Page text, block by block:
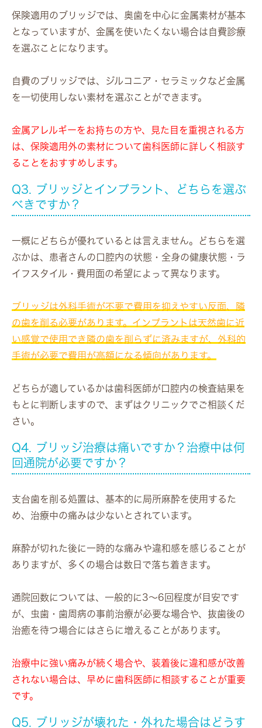
保険適用のブリッジでは、奥歯を中心に金属素材が基本
となっていますが、金属を使いたくない場合は自費診療
を選ぶことになります。
自費のブリッジでは、ジルコニア・セラミックなど金属
を一切使用しない素材を選ぶことができます。
金属アレルギーをお持ちの方や、見た目を重視される方
は、保険適用外の素材について歯科医師に詳しく相談す
ることをおすすめします。
Q3. ブリッジとインプラント、どちらを選ぶ
べきですか？
一概にどちらが優れているとは言えません。どちらを選
ぶかは、患者さんの口腔内の状態・全身の健康状態・ラ
イフスタイル・費用面の希望によって異なります。
ブリッジは外科手術が不要で費用を抑えやすい反面、隣
の歯を削る必要があります。インプラントは天然歯に近
い感覚で使用でき隣の歯を削らずに済みますが、外科的
手術が必要で費用が高額になる傾向があります。
どちらが適しているかは歯科医師が口腔内の検査結果を
もとに判断しますので、まずはクリニックでご相談くだ
さい。
Q4. ブリッジ治療は痛いですか？治療中は何
回通院が必要ですか？
支台歯を削る処置は、基本的に局所麻酔を使用するた
め、治療中の痛みは少ないとされています。
麻酔が切れた後に一時的な痛みや違和感を感じることが
ありますが、多くの場合は数日で落ち着きます。
通院回数については、一般的に3〜6回程度が目安です
が、虫歯・歯周病の事前治療が必要な場合や、抜歯後の
治癒を待つ場合にはさらに増えることがあります。
治療中に強い痛みが続く場合や、装着後に違和感が改善
されない場合は、早めに歯科医師に相談することが重要
です。
Q5. ブリッジが壊れた・外れた場合はどうす